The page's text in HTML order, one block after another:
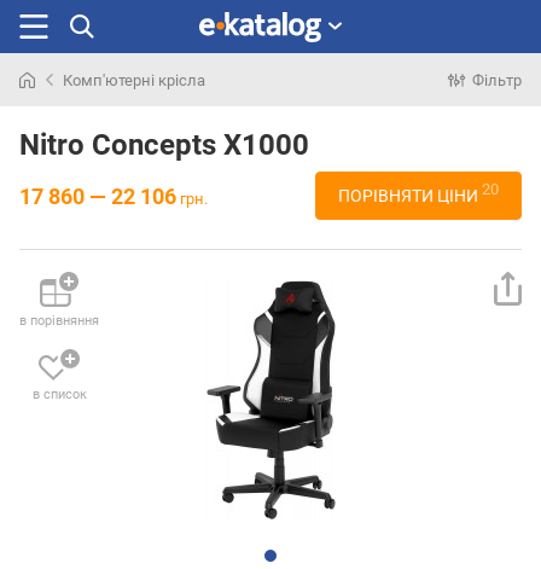
раніше
Комп'ютерні крісла Фільтр
Nitro Concepts X1000
17 860 — 22 106 грн. ПОРІВНЯТИ ЦІНИ 20
в порівняння
в список